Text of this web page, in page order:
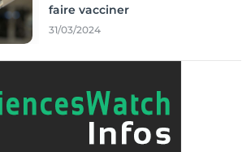
faire vacciner
31/03/2024